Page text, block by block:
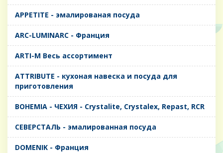
APPETITE - эмалированая посуда
ARC-LUMINARC - Франция
ARTI-M Весь ассортимент
ATTRIBUTE - кухоная навеска и посуда для
приготовления
BOHEMIA - ЧЕХИЯ - Crystalite, Crystalex, Repast, RCR
CЕВЕРСТАЛЬ - эмалированная посуда
DOMENIK - Франция